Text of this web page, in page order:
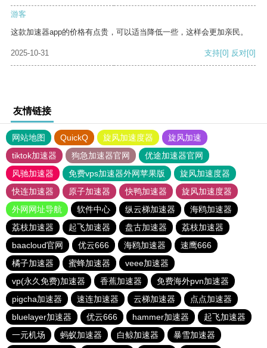
游客
这款加速器app的价格有点贵，可以适当降低一些，这样会更加亲民。
2025-10-31 支持[0] 反对[0]
友情链接
网站地图 QuickQ 旋风加速度器
旋风加速
tiktok加速器
狗急加速器官网
优途加速器官网
风驰加速器
免费vps加速器外网苹果版
旋风加速度器
快连加速器
原子加速器 快鸭加速器
旋风加速度器
外网网址导航
软件中心 纵云梯加速器
海鸥加速器
荔枝加速器
起飞加速器 盘古加速器
荔枝加速器
baacloud官网
优云666 海鸥加速器
速鹰666
橘子加速器
蜜蜂加速器
veee加速器
vp(永久免费)加速器
香蕉加速器
免费海外pvn加速器
pigcha加速器
速连加速器 云梯加速器
点点加速器
bluelayer加速器
优云666 hammer加速器
起飞加速器
一元机场
蚂蚁加速器 白鲸加速器 暴雪加速器